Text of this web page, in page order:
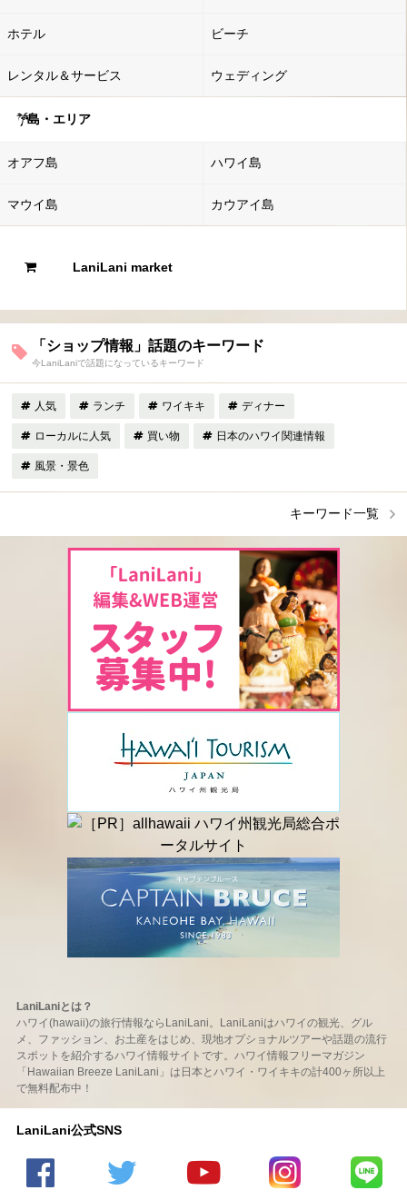
ホテル ビーチ
レンタル＆サービス ウェディング
島・エリア
オアフ島 ハワイ島
マウイ島 カウアイ島
LaniLani market
「ショップ情報」話題のキーワード
今LaniLaniで話題になっているキーワード
人気 ランチ ワイキキ ディナー
ローカルに人気 買い物 日本のハワイ関連情報
風景・景色
キーワード一覧
LaniLaniとは？
ハワイ(hawaii)の旅行情報ならLaniLani。LaniLaniはハワイの観光、グル
メ、ファッション、お土産をはじめ、現地オプショナルツアーや話題の流行
スポットを紹介するハワイ情報サイトです。ハワイ情報フリーマガジン
「Hawaiian Breeze LaniLani」は日本とハワイ・ワイキキの計400ヶ所以上
で無料配布中！
LaniLani公式SNS